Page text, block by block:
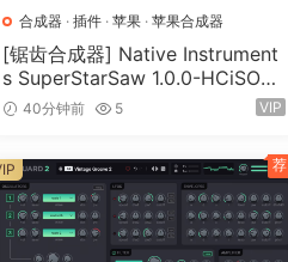
合成器 · 插件 · 苹果 · 苹果合成器
[锯齿合成器] Native Instrument
s SuperStarSaw 1.0.0-HCiSO
[MacOSX]（182.43MB）
40分钟前 5 VIP
荐